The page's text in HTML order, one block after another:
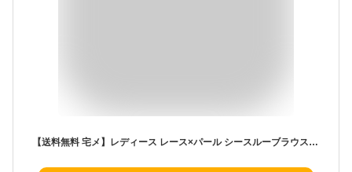
【送料無料 宅メ】レディース レース×パール シースルーブラウス シースルーシャツ トップス カットソー 長袖 オシャレ お洒落 可愛い 上品 エレガント 花 レース パール 春 夏 秋 結婚式 披露宴 パーティー RSTP-L6 181113